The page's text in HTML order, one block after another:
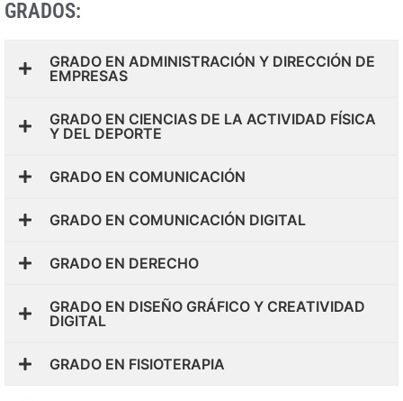
GRADOS:
GRADO EN ADMINISTRACIÓN Y DIRECCIÓN DE
EMPRESAS
GRADO EN CIENCIAS DE LA ACTIVIDAD FÍSICA
Y DEL DEPORTE
GRADO EN COMUNICACIÓN
GRADO EN COMUNICACIÓN DIGITAL
GRADO EN DERECHO
GRADO EN DISEÑO GRÁFICO Y CREATIVIDAD
DIGITAL
GRADO EN FISIOTERAPIA